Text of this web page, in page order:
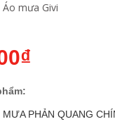
Áo mưa Givi
PHẢN QUANG